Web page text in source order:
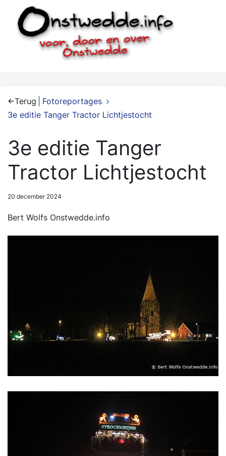
Terug
Fotoreportages
3e editie Tanger Tractor Lichtjestocht
3e editie Tanger
Tractor Lichtjestocht
20 december 2024
Bert Wolfs Onstwedde.info